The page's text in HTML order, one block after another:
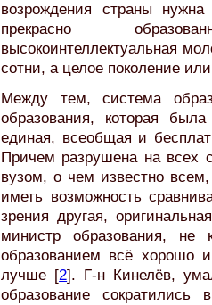
возрождения страны
прекрасно
высокоинтеллектуальная
сотни, а целое поколение
Между тем, система
образования, которая
единая, всеобщая и
Причем разрушена на всех
вузом, о чем известно всем,
иметь возможность
зрения другая,
министр образования, не
образованием всё хорошо
лучше [2]. Г-н Кинелёв,
образование